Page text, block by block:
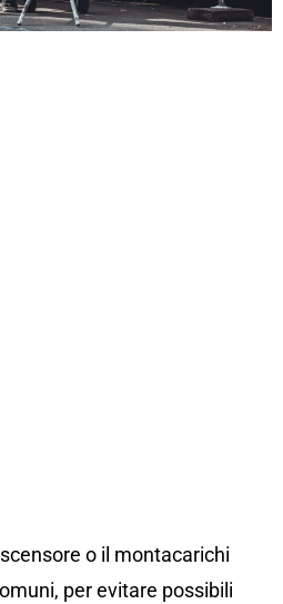
o il montacarichi
per evitare possibili